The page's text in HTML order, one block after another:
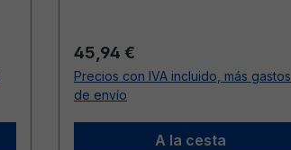
Precio normal:
45,94 €
Precios con IVA incluido, más gastos
de envío
A la cesta